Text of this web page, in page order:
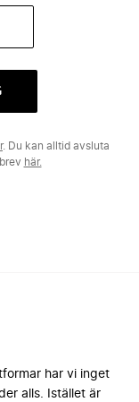
. Du kan alltid avsluta
här.
har vi inget
alls. Istället är